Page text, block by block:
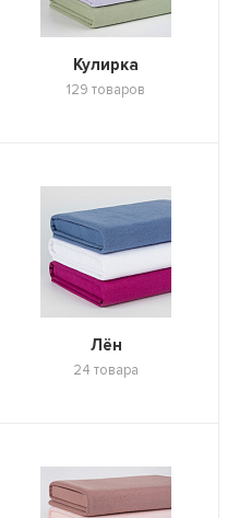
Кулирка
129 товаров
Лён
24 товара